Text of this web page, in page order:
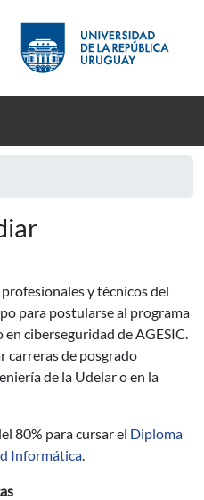
y técnicos del
para postularse al programa
ciberseguridad de AGESIC.
carreras de posgrado
de la Udelar o en la
80% para cursar el Diploma
Informática.